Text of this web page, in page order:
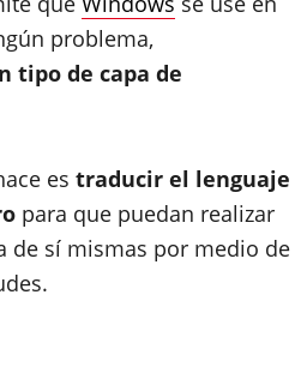
problema,
tipo de capa de
es traducir el lenguaje
para que puedan realizar
de sí mismas por medio de